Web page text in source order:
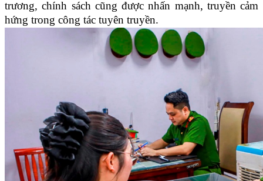
trương, chính sách cũng được nhấn mạnh, truyền cảm
hứng trong công tác tuyên truyền.